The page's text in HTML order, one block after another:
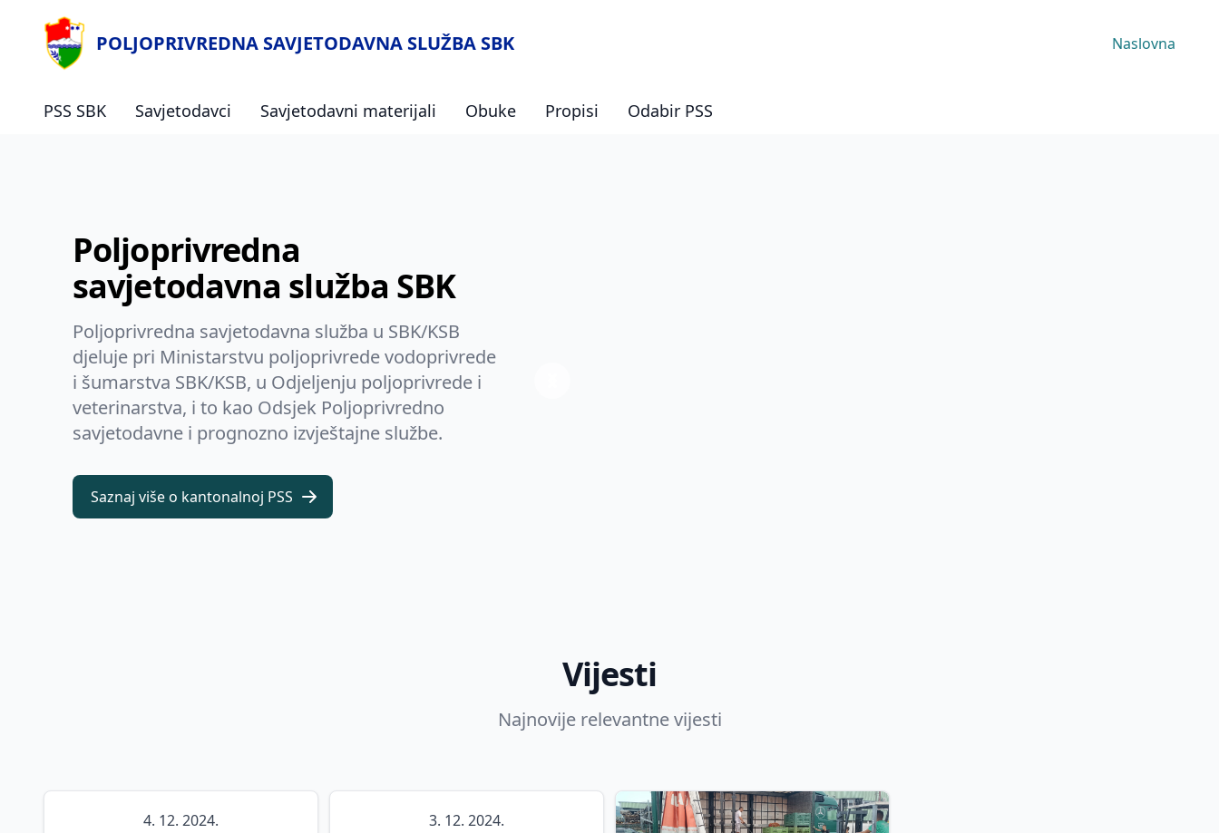
POLJOPRIVREDNA SAVJETODAVNA SLUŽBA SBK Naslovna
PSS SBK Savjetodavci Savjetodavni materijali Obuke Propisi Odabir PSS
Poljoprivredna
savjetodavna služba SBK
Poljoprivredna savjetodavna služba u SBK/KSB
djeluje pri Ministarstvu poljoprivrede vodoprivrede
i šumarstva SBK/KSB, u Odjeljenju poljoprivrede i
veterinarstva, i to kao Odsjek Poljoprivredno
savjetodavne i prognozno izvještajne službe.
Saznaj više o kantonalnoj PSS
Vijesti
Najnovije relevantne vijesti
4. 12. 2024. 3. 12. 2024.